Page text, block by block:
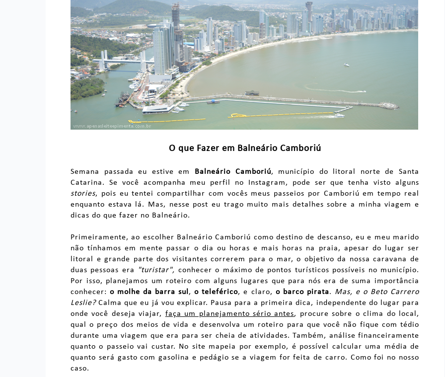
O que Fazer em Balneário Camboriú
Semana passada eu estive em Balneário Camboriú, município do litoral norte de Santa
Catarina. Se você acompanha meu perfil no Instagram, pode ser que tenha visto alguns
stories, pois eu tentei compartilhar com vocês meus passeios por Camboriú em tempo real
enquanto estava lá. Mas, nesse post eu trago muito mais detalhes sobre a minha viagem e
dicas do que fazer no Balneário.
Primeiramente, ao escolher Balneário Camboriú como destino de descanso, eu e meu marido
não tínhamos em mente passar o dia ou horas e mais horas na praia, apesar do lugar ser
litoral e grande parte dos visitantes correrem para o mar, o objetivo da nossa caravana de
duas pessoas era
"turistar", conhecer o máximo de pontos turísticos possíveis no município.
Por isso, planejamos um roteiro com alguns lugares que para nós era de suma importância
conhecer:o molhe da barra sul ,o teleférico, e claro, o barco pirata. Mas, e o Beto Carrero
Leslie?Calma que eu já vou explicar. Pausa para a primeira dica, independente do lugar para
onde você deseja viajar, faça um planejamento sério antes, procure sobre o clima do local,
qual o preço dos meios de vida e desenvolva um roteiro para que você não fique com tédio
durante uma viagem que era para ser cheia de atividades. Também, análise financeiramente
quanto o passeio vai custar. No site mapeia por exemplo, é possível calcular uma média de
quanto será gasto com gasolina e pedágio se a viagem for feita de carro. Como foi no nosso
caso.